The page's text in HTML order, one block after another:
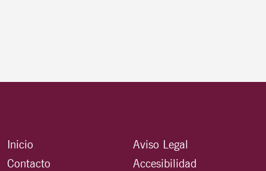
Inicio
Contacto
Aviso Legal
Accesibilidad